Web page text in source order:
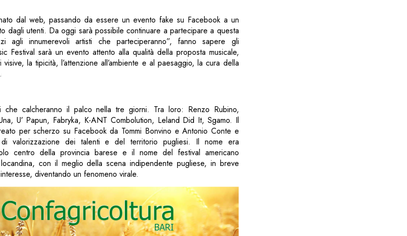
dal web, passando da essere un evento fake su Facebook a un
dagli utenti. Da oggi sarà possibile continuare a partecipare a questa
agli innumerevoli artisti che parteciperanno”, fanno sapere gli
Festival sarà un evento attento alla qualità della proposta musicale,
la tipicità, l’attenzione all’ambiente e al paesaggio, la cura della
che calcheranno il palco nella tre giorni. Tra loro: Renzo Rubino,
U’ Papun, Fabryka, K-ANT Combolution, Leland Did It, Sgamo. Il
per scherzo su Facebook da Tommi Bonvino e Antonio Conte e
valorizzazione dei talenti e del territorio pugliesi. Il nome era
centro della provincia barese e il nome del festival americano
con il meglio della scena indipendente pugliese, in breve
diventando un fenomeno virale.